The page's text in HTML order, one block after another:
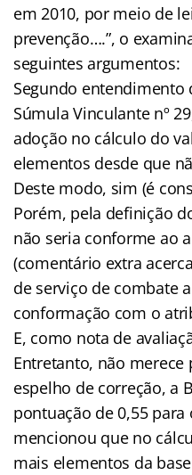
em 2010, por meio de
prevenção….”, o
seguintes argumentos:
Segundo entendimento
Súmula Vinculante nº
adoção no cálculo do
elementos desde que
Deste modo, sim (é
Porém, pela definição
não seria conforme ao
(comentário extra
de serviço de combate
conformação com o
E, como nota de
Entretanto, não
espelho de correção, a
pontuação de 0,55
mencionou que no
mais elementos da